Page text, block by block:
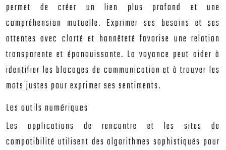
permet de créer un lien plus profond et une
compréhension mutuelle. Exprimer ses besoins et ses
attentes avec clarté et honnêteté favorise une relation
transparente et épanouissante. La voyance peut aider à
identifier les blocages de communication et à trouver les
mots justes pour exprimer ses sentiments.
Les outils numériques
Les applications de rencontre et les sites de
compatibilité utilisent des algorithmes sophistiqués pour